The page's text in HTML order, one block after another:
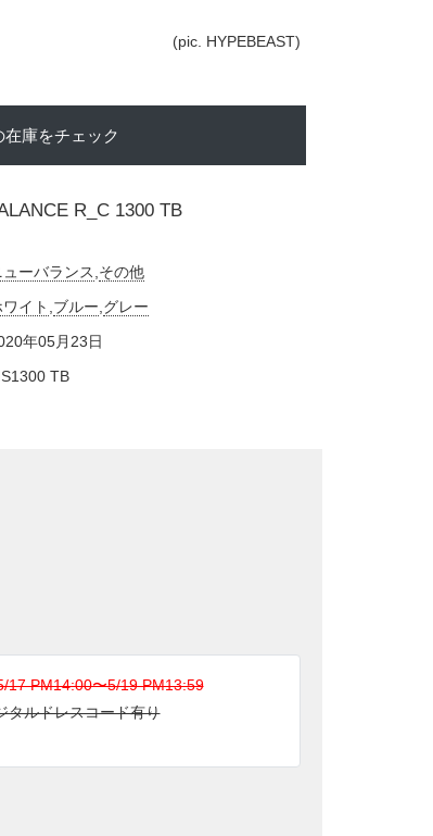
(pic. HYPEBEAST)
在庫をチェック
R_C 1300 TB
ューバランス その他
ワイト ブルー グレー
年05月23日
TB
17 PM14:00〜5/19 PM13:59
ルドレスコード有り